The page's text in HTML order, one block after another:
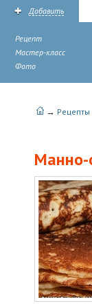
Добавить
Рецепт
Мастер-класс
Фото
→ Рецепты
Манно-